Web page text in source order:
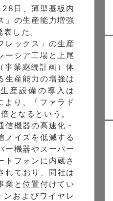
日、薄型基板内
」の生産能力増強
した。
レックス」の生産
ーシア工場と上尾
事業継続計画）体
生産能力の増強は
産設備の導入は
り、「ファラド
となるという。
信機器の高速化・
ノイズを低減する
ー機器やスーパー
トフォンに内蔵さ
れており、同社は
業と位置付けてい
およびワイヤレ